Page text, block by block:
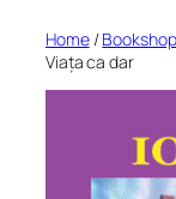
Home/Bookshop
Viața ca dar